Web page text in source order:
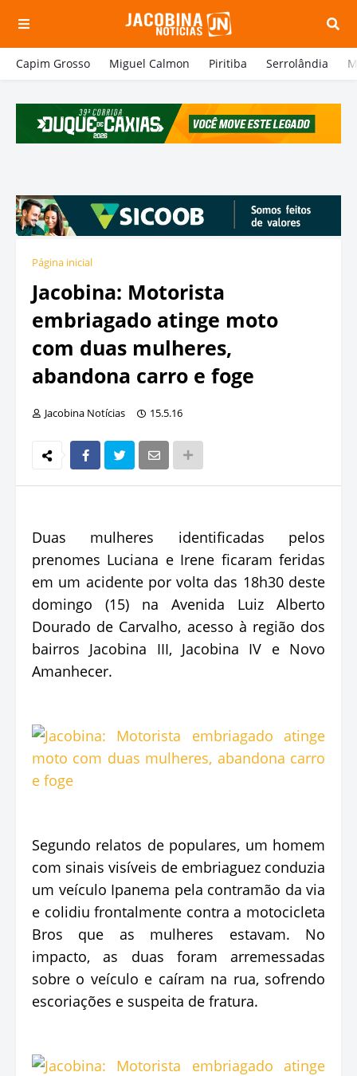
Capim Grosso Miguel Calmon Piritiba Serrolândia
Página inicial
Jacobina: Motorista
embriagado atinge moto
com duas mulheres,
abandona carro e foge
Jacobina Notícias 15.5.16
Duas mulheres identificadas pelos
prenomes Luciana e Irene ficaram feridas
em um acidente por volta das 18h30 deste
domingo (15) na Avenida Luiz Alberto
Dourado de Carvalho, acesso à região dos
bairros Jacobina III, Jacobina IV e Novo
Amanhecer.
Segundo relatos de populares, um homem
com sinais visíveis de embriaguez conduzia
um veículo Ipanema pela contramão da via
e colidiu frontalmente contra a motocicleta
Bros que as mulheres estavam. No
impacto, as duas foram arremessadas
sobre o veículo e caíram na rua, sofrendo
escoriações e suspeita de fratura.